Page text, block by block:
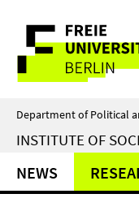
direkt
Inhalt
Service
Navigation
Department of Political
INSTITUTE OF
NEWS